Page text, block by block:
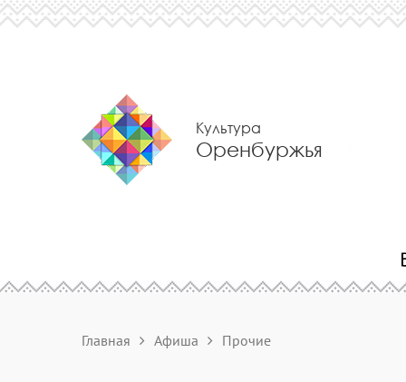
Культура
Оренбуржья
Главная Афиша Прочие